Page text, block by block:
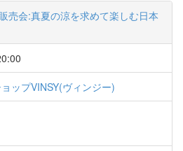
売会:真夏の涼を求めて楽しむ日本
ップVINSY(ヴィンジー)